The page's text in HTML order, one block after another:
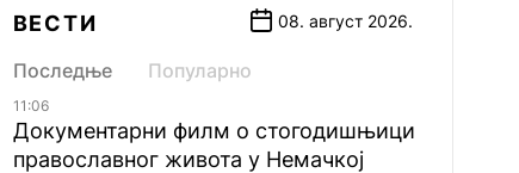
ВЕСТИ 08. август 2026.
Последње Популарно
11:06
Документарни филм о стогодишњици
православног живота у Немачкој